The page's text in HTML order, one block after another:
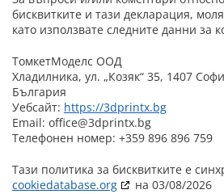
бисквитките и тази декларация,
като използвате следните данни за
ТомкетМоделс ООД
Хладилника, ул. „Козяк“ 35, 1407
България
Уебсайт: https://3dprintx.bg
Email: office@3dprintx.bg
Телефонен номер: +359 896 896 759
Тази политика за бисквитките е
cookiedatabase.org
на 03/08/2026